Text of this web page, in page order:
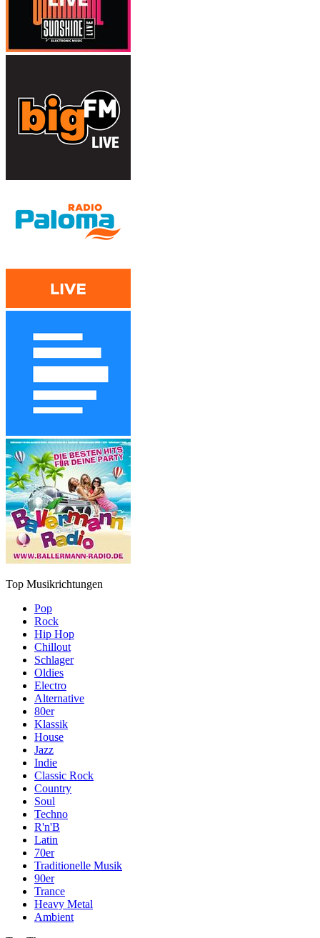
Top Musikrichtungen
Pop
Rock
Hip Hop
Chillout
Schlager
Oldies
Electro
Alternative
80er
Klassik
House
Jazz
Indie
Classic Rock
Country
Soul
Techno
R'n'B
Latin
70er
Traditionelle Musik
90er
Trance
Heavy Metal
Ambient